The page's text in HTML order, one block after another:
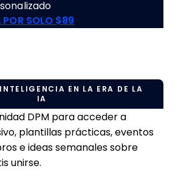
POR SOLO $89
EN LA ERA DE LA
IA
DPM para acceder a
plantillas prácticas, eventos
e ideas semanales sobre
unirse.